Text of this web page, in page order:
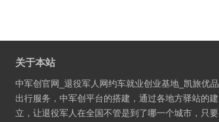
关于本站
中军创官网_退役军人网约车就业创业基地_凯旅优品
出行服务，中军创平台的搭建，通过各地方驿站的建
立，让退役军人在全国不管是到了哪一个城市，只要